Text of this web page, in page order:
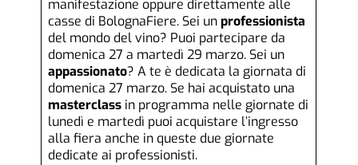
manifestazione oppure direttamente alle
casse di BolognaFiere. Sei unprofessionista
del mondo del vino? Puoi partecipare da
domenica 27 a martedì 29 marzo. Sei un
appassionato? A te è dedicata la giornata di
domenica 27 marzo. Se hai acquistato una
masterclass in programma nelle giornate di
lunedì e martedì puoi acquistare l’ingresso
alla fiera anche in queste due giornate
dedicate ai professionisti.